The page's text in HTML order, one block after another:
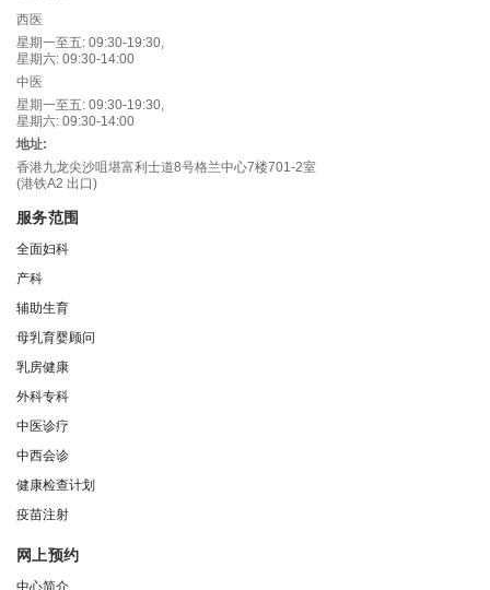
西医
星期一至五: 09:30-19:30,
星期六: 09:30-14:00
中医
星期一至五: 09:30-19:30,
星期六: 09:30-14:00
地址:
香港九龙尖沙咀堪富利士道8号格兰中心7楼701-2室
(港铁A2 出口)
服务范围
全面妇科
产科
辅助生育
母乳育婴顾问
乳房健康
外科专科
中医诊疗
中西会诊
健康检查计划
疫苗注射
网上预约
中心简介